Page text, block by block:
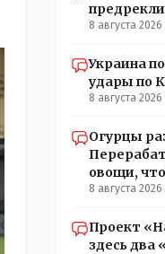
8 августа 2026
Украина
удары по
8 августа 2026
Огурцы
овощи,
8 августа 2026
Проект
здесь два